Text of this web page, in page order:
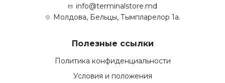
info@terminalstore.md
Молдова, Бельцы, Тымпларелор 1а.
Полезные ссылки
Политика конфиденциальности
Условия и положения